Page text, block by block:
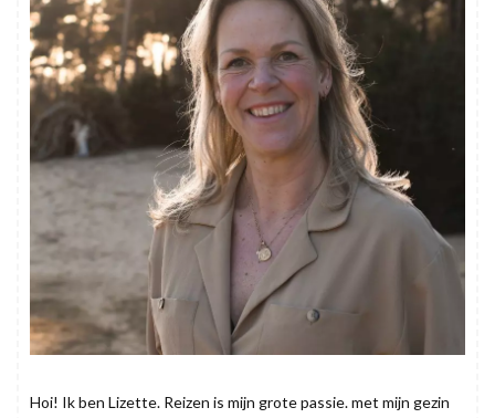
Hoi! Ik ben Lizette. Reizen is mijn grote passie. met mijn gezin